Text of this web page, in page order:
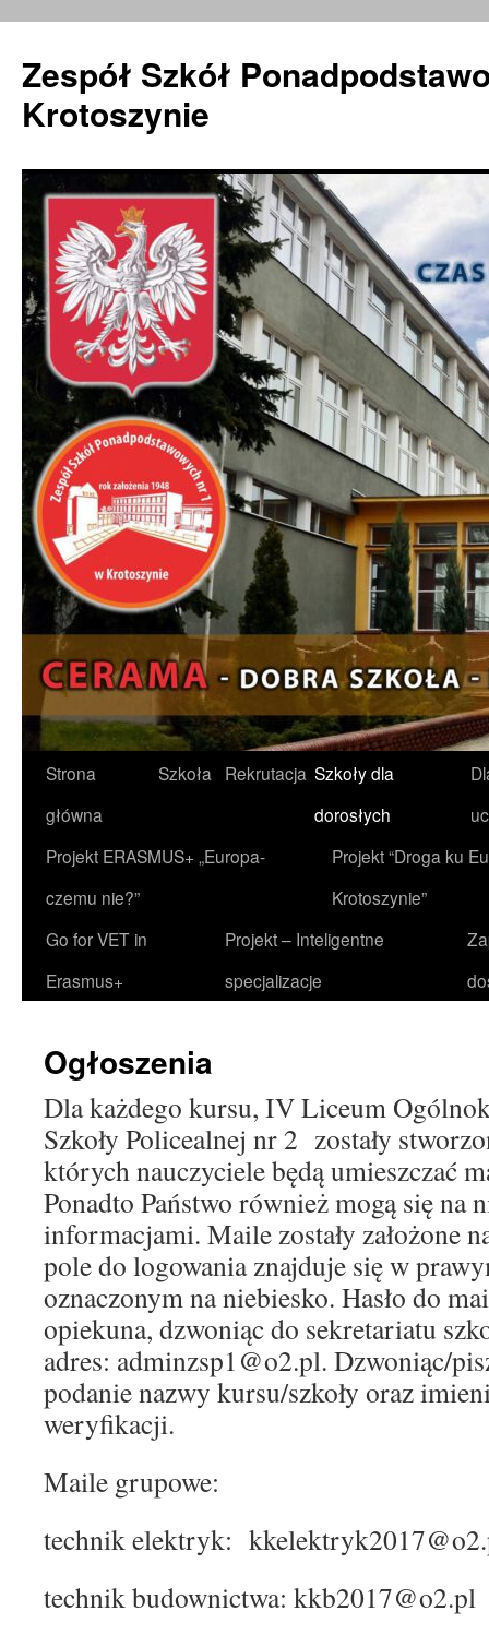
Zespół Szkół
Krotoszynie
Przejdź
do
treści
Strona
główna
Szkoła Rekrutacja Szkoły dla
dorosłych
Projekt ERASMUS+ „Europa-
czemu nie?”
Projekt “Droga ku
Krotoszynie”
Go for VET in
Erasmus+
Projekt – Inteligentne
specjalizacje
Ogłoszenia
Dla każdego kursu, IV Liceum
Szkoły Policealnej nr 2 zostały
których nauczyciele będą umieszczać
Ponadto Państwo również mogą się na
informacjami. Maile zostały założone
pole do logowania znajduje się w
oznaczonym na niebiesko. Hasło do
opiekuna, dzwoniąc do sekretariatu
adres: adminzsp1@o2.pl. Dzwoniąc/
podanie nazwy kursu/szkoły oraz
weryfikacji.
Maile grupowe:
technik elektryk:
technik budownictwa: kkb2017@o2.pl